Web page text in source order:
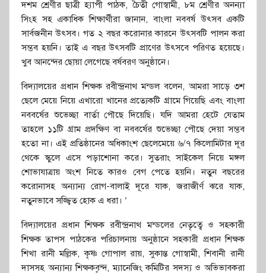
দশম শ্রেণীর ছাত্রী হ্যাপী পাঠক, চৈতী গোস্বামী, ৮ম শ্রেণীর অনন্যা
সিংহ সহ একাধিক শিক্ষার্থীরা জানান, বাংলা নববর্ষ উৎসব একটি
সার্বজনীন উৎসব। গত ২ বছর করোনার কারনে উৎসবটি পালন করা
সম্ভব হয়নি। তাই এ বছর উৎসবটি প্রাণের উৎসবে পরিণত হয়েছে।
খুব আনন্দের ছোয়া লেগেছে বর্ষবরণ অনুষ্ঠানে।
বিদ্যালয়ের প্রধান শিক্ষক রবীন্দ্রনাথ মন্ডল বলেন, আমরা সাড়ে ৩শ
ছেলে মেয়ে নিয়ে এখারো খানের প্রত্যেকটি গ্রামে গিয়েছি এবং বাংলা
নববর্ষের শুভেচ্ছা বার্তা পৌছে দিয়েছি। যদি আমরা হেটে যেতাম
তাহলে ১১টি গ্রাম প্রদক্ষিণ বা নববর্ষের শুভেচ্ছা পৌছে দেয়া সম্ভব
হতো না। এই প্রতিষ্ঠানের অধিকাংশ ছেলেমেয়ে ৬/৭ কিলোমিটার দূর
থেকে স্কুলে এসে পড়াশোনা করে। সুতরাং সাইকেল নিয়ে মঙ্গল
শোভাযাত্রায় অংশ নিতে কারও বেগ পেতে হয়নি। নতুন বছরের
করোনাসহ অন্যান্য রোগ-বালাই দূরে যাক, জরাজীর্ণ ঝরে যাক,
নতুনভাবে সজ্জ্বিত হোক এ ধরা। ’
বিদ্যালয়ের প্রধান শিক্ষক রবীন্দ্রনাথ মন্ডলের নেতৃত্বে ও সহকারী
শিক্ষক তাপস পাঠকের পরিচালনায় অনুষ্ঠানে সহকারী প্রধান শিক্ষক
শিখা রানী মল্লিক, কৃষ্ণ গোপাল রায়, সুকান্ত গোস্বামী, শিবানী রানী
দাসসহ অন্যান্য শিক্ষকবৃন্দ, ম্যানেজিং কমিটির সদস্য ও অভিভাবকরা